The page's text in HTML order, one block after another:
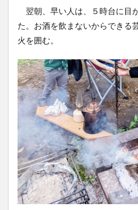
翌朝、早い人は、５時台に目
た。お酒を飲まないからできる
火を囲む。